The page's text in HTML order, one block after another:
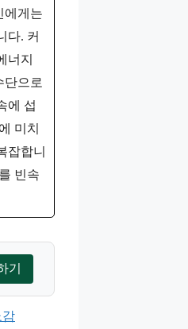
에게는
다. 커
너지
단으로
에 섭
미치
잡합니
빈속
기
감